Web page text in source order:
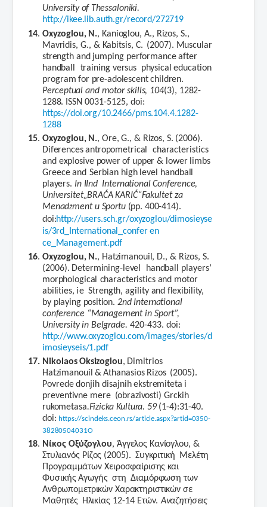
University of Thessaloniki.
http://ikee.lib.auth.gr/record/272719
14. Oxyzoglou, N., Kanioglou, A., Rizos, S.,
Mavridis, G., & Kabitsis, C. (2007). Muscular
strength and jumping performance after
handball
training versus physical education
program for pre-adolescent children.
Perceptual and motor skills, 104(3), 1282-
1288. ISSN 0031-5125,doi:
https://doi.org/10.2466/pms.104.4.1282-
1288
15. Oxyzoglou, N., Ore, G., & Rizos, S. (2006).
Diferences antropometrical
characteristics
and explosive power of upper & lower limbs
Greece and Serbian high level
handball
players. In IInd International Conference,
Universitet„BRAĆA KARIĆ“Fakultet za
MenadŽment u Sportu (pp. 400-414).
doi:http://users.sch.gr/oxyzoglou/dimosieyse
is/3rd_International_confer en
ce_Management.pdf
16. Oxyzoglou, N., Hatzimanouil, D., & Rizos, S.
(2006). Determining-level handball
players’
morphological characteristics and motor
abilities, ie Strength, agility and flexibility,
by playing position. 2nd International
conference “Management in Sport”,
University in Belgrade. 420-433. doi:
http://www.oxyzoglou.com/images/stories/d
imosieyseis/1.pdf
17. NikolaosOksizoglou, Dimitrios
Hatzimanouil & Athanasios Rizos (2005).
Povrede donjih disajnih ekstremiteta i
preventivne mere (obrazivosti) Grckih
rukometasa.Fizicka Kultura. 59 (1-4):31-40.
doi: https://scindeks.ceon.rs/article.aspx?artid=0350-
38280504031O
18. Νίκος Οξύζογλου, Άγγελος Κανίογλου, &
Στυλιανός Ρίζος (2005). Συγκριτική
Μελέτη
Προγραμμάτων Χειροσφαίρισης και
Φυσικής Αγωγής στη Διαμόρφωση των
Ανθρωπομετρικών Χαρακτηριστικών σε
Μαθητές Ηλικίας 12-14 Ετών. Αναζητήσεις